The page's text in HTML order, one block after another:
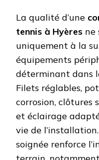
La qualité d’une
tennis à Hyères ne
uniquement à la
équipements
déterminant dans
Filets réglables,
corrosion, clôtures
et éclairage
vie de
soignée renforce